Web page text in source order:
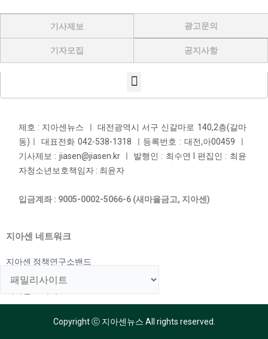
기사제보 광고문의
기자모집 공지사항
제호 : 지아센뉴스 ㅣ 대전광역시 서구 신갈마로 140,2층(갈마
동)ㅣ 대표전화 042-538-1318 ㅣ등록번호 : 대전,아00459 ㅣ
기사제보 : jiasen@jiasen.kr ㅣ 발행인 : 최수연 l 편집인 : 최윤
자청소년보호책임자 : 최윤자
입금계좌 : 9005-0002-5066-6 (새마을금고, 지아센)
지아센 네트워크
지아센 정책연구소밴드
지아센 해외아동지원국
Copyright ⓒ 지아센뉴스 All rights reserved.